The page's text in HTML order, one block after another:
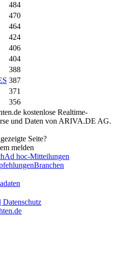
484
470
464
424
406
404
388
387
371
356
kostenlose Realtime-
und Daten von ARIVA.DE AG.
Seite?
melden
Ad hoc-Mitteilungen
Branchen
Datenschutz